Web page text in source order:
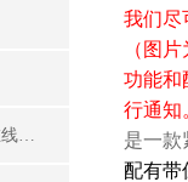
在线PH计/在线ORP测定仪/在线酸碱度计
我们尽
（图
功能和
行通知
是一款
配有带